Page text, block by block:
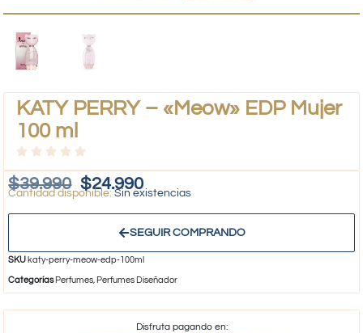
KATY PERRY – «Meow» EDP Mujer
100 ml
$39.990 $24.990
Sin existencias
SEGUIR COMPRANDO
SKU katy-perry-meow-edp-100ml
Categorías Perfumes, Perfumes Diseñador
Disfruta pagando en: